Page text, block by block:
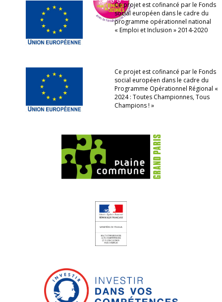
Ce projet est cofinancé par le Fonds
social européen dans le cadre du
programme opérationnel national
« Emploi et Inclusion » 2014-2020
Ce projet est cofinancé par le Fonds
social européen dans le cadre du
Programme Opérationnel Régional «
2024 : Toutes Championnes, Tous
Champions ! »